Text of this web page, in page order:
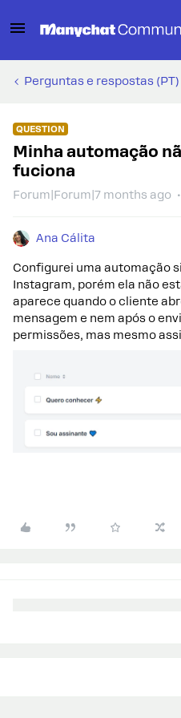
Perguntas e respostas (PT)
QUESTION
Minha automação
fuciona
Forum|Forum|7 months ago
Ana Cálita
Configurei uma automação
Instagram, porém ela não
aparece quando o cliente
mensagem e nem após o
permissões, mas mesmo